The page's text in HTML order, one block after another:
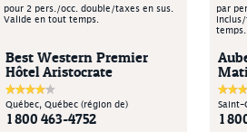
pour 2 pers./occ. double/taxes en sus.
Valide en tout temps.
Best Western Premier
Hôtel Aristocrate
Québec, Québec (région de)
1 800 463-4752
par
temps.
Saint-
1